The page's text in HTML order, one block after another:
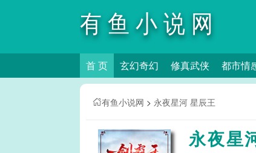
有鱼小说网
首 页 玄幻奇幻 修真武侠 都市情
有鱼小说网 > 永夜星河 星辰王
永夜星